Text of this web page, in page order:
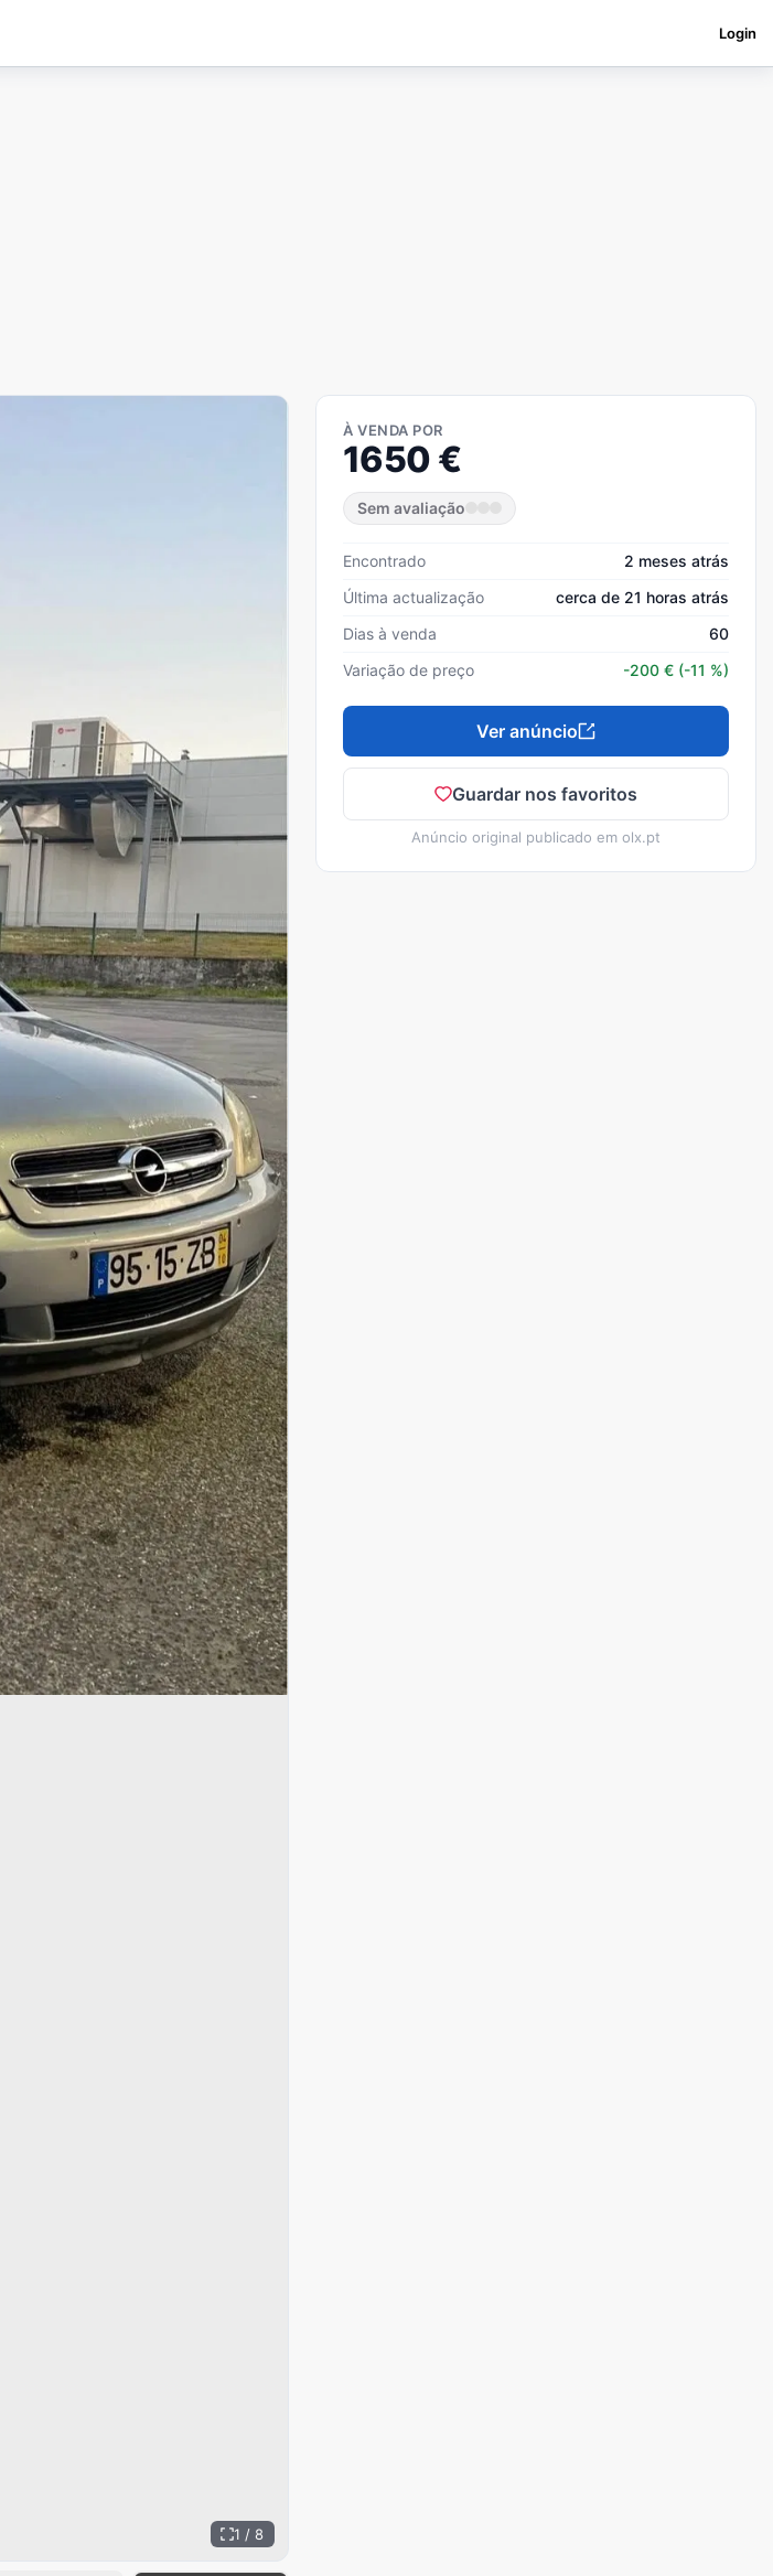
Login
1 / 8
À VENDA POR
1650 €
Sem avaliação
Encontrado
2 meses atrás
Última actualização
cerca de 21 horas atrás
Dias à venda
60
Variação de preço
-200 € (-11 %)
Ver anúncio
Guardar nos favoritos
Anúncio original publicado em olx.pt